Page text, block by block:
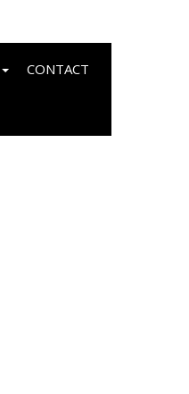
CONTACT